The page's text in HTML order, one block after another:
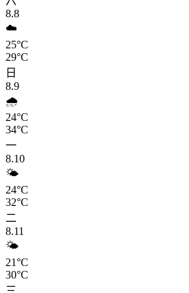
8.8
☁️
25°C
29°C
日
8.9
🌧️
24°C
34°C
一
8.10
🌤️
24°C
32°C
二
8.11
🌤️
21°C
30°C
三